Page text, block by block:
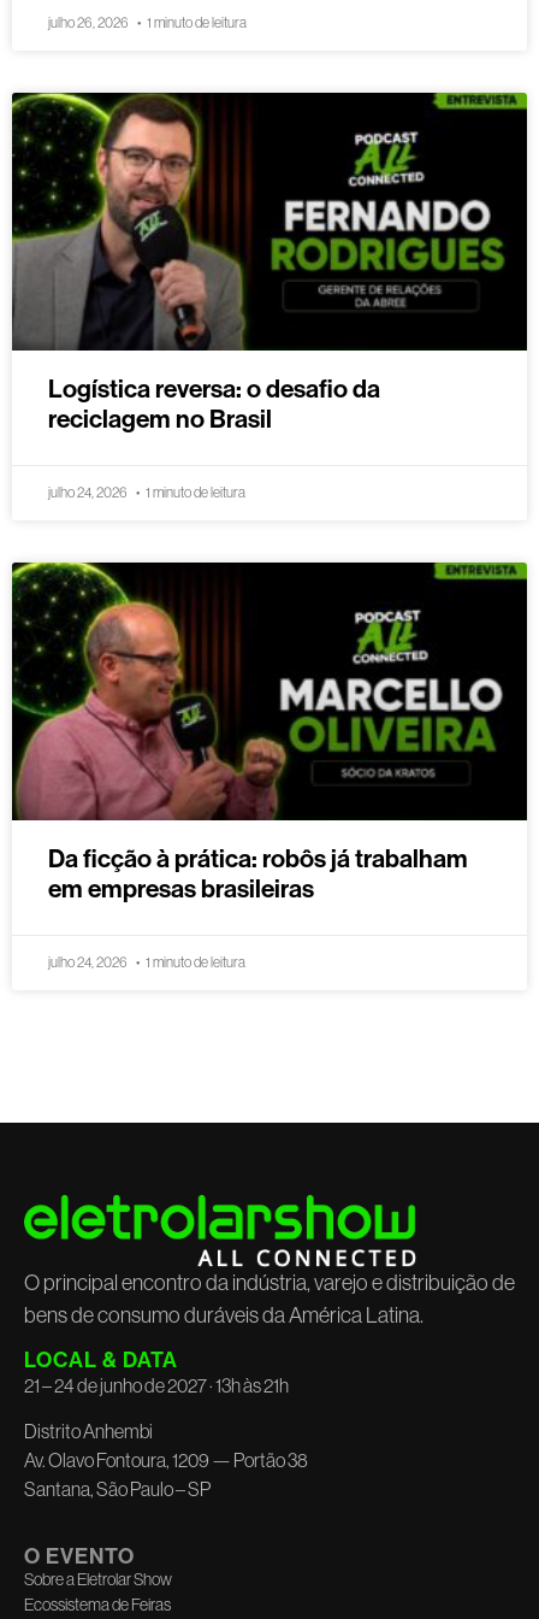
julho 26, 2026 1 minuto de leitura
Logística reversa: o desafio da
reciclagem no Brasil
julho 24, 2026 1 minuto de leitura
Da ficção à prática: robôs já trabalham
em empresas brasileiras
julho 24, 2026 1 minuto de leitura
O principal encontro da indústria, varejo e distribuição de
bens de consumo duráveis da América Latina.
LOCAL & DATA
21 – 24 de junho de 2027 · 13h às 21h
Distrito Anhembi
Av. Olavo Fontoura, 1209 — Portão 38
Santana, São Paulo – SP
O EVENTO
Sobre a Eletrolar Show
Ecossistema de Feiras